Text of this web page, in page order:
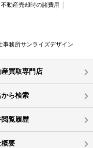
不動産売却時の諸費用
事務所サンライズデザイン
産買取専門店
から検索
閲覧履歴
概要